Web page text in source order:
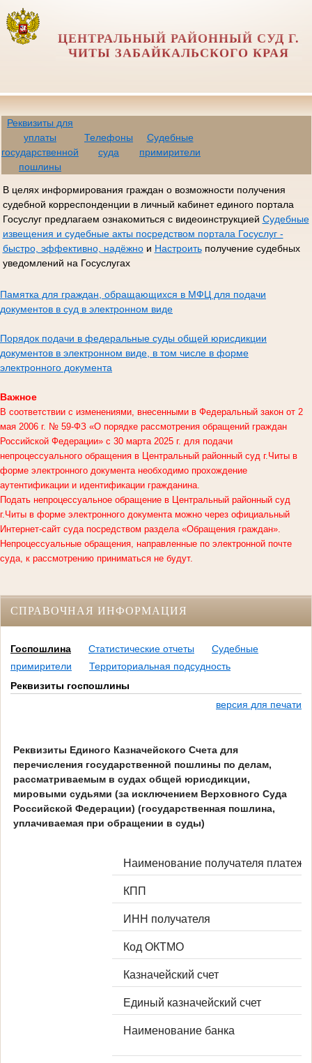
ЦЕНТРАЛЬНЫЙ РАЙОННЫЙ СУД Г.
ЧИТЫ ЗАБАЙКАЛЬСКОГО КРАЯ
Реквизиты для
уплаты
государственной
пошлины
Телефоны
суда
Судебные
примирители
В целях информирования граждан о возможности получения
судебной корреспонденции в личный кабинет единого портала
Госуслуг предлагаем ознакомиться с видеоинструкцией Судебные
извещения и судебные акты посредством портала Госуслуг -
быстро, эффективно, надёжнои Настроитьполучение судебных
уведомлений на Госуслугах
Памятка для граждан, обращающихся в МФЦ для подачи
документов в суд в электронном виде
Порядок подачи в федеральные суды общей юрисдикции
документов в электронном виде, в том числе в форме
электронного документа
Важное
В соответствии с изменениями, внесенными в Федеральный закон от 2
мая 2006 г. № 59-ФЗ «О порядке рассмотрения обращений граждан
Российской Федерации» с 30 марта 2025 г. для подачи
непроцессуального обращения в Центральный районный суд г.Читы в
форме электронного документа необходимо прохождение
аутентификации и идентификации гражданина.
Подать непроцессуальное обращение в Центральный районный суд
г.Читы в форме электронного документа можно через официальный
Интернет-сайт суда посредством раздела «Обращения граждан».
Непроцессуальные обращения, направленные по электронной почте
суда, к рассмотрению приниматься не будут.
СПРАВОЧНАЯ ИНФОРМАЦИЯ
Госпошлина Статистические отчеты
Судебные
примирители
Территориальная подсудность
Реквизиты госпошлины
версия для печати
Реквизиты Единого Казначейского Счета для
перечисления государственной пошлины по делам,
рассматриваемым в судах общей юрисдикции,
мировыми судьями (за исключением Верховного Суда
Российской Федерации) (государственная пошлина,
уплачиваемая при обращении в суды)
Наименование получателя платежа
КПП
ИНН получателя
Код ОКТМО
Казначейский счет
Единый казначейский счет
Наименование банка